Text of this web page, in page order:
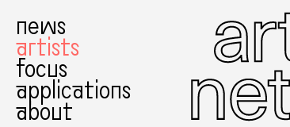
news
artists
focus
applications
about